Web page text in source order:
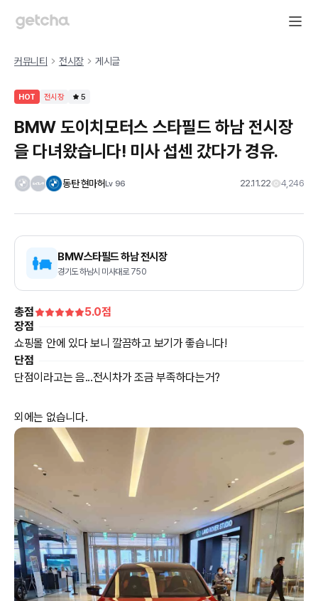
커뮤니티 전시장 게시글
HOT 전시장 5
BMW 도이치모터스 스타필드 하남 전시장
을 다녀왔습니다! 미사 섭센 갔다가 경유.
동탄 현마허Lv 96 22.11.22 4,246
BMW스타필드 하남 전시장
경기도 하남시 미사대로 750
총점 5.0점
장점
쇼핑몰 안에 있다 보니 깔끔하고 보기가 좋습니다!
단점
단점이라고는 음...전시차가 조금 부족하다는거?
외에는 없습니다.